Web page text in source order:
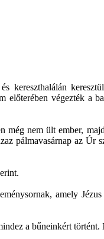
kereszthalálán
végezték a
nem ült ember,
pálmavasárnap az
amely
a bűneinkért